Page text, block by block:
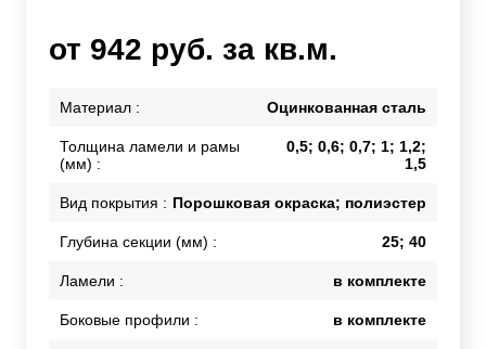
от 942 руб. за кв.м.
Материал : Оцинкованная сталь
Толщина ламели и рамы
(мм) :
0,5; 0,6; 0,7; 1; 1,2;
1,5
Вид покрытия : Порошковая окраска; полиэстер
Глубина секции (мм) : 25; 40
Ламели : в комплекте
Боковые профили : в комплекте